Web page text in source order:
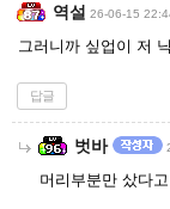
역설 26-06-15
그러니까 싶업이 저
답글
벗바
머리부분만 샀다